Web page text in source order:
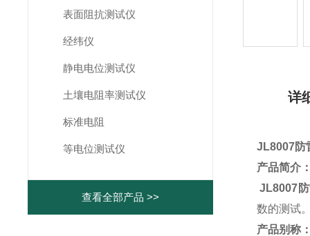
表面阻抗测试仪
经纬仪
静电电位测试仪
土壤电阻率测试仪
标准电阻
等电位测试仪
查看全部产品 >>
详
JL8007防
产品简介
JL8007
数的测试
产品别称